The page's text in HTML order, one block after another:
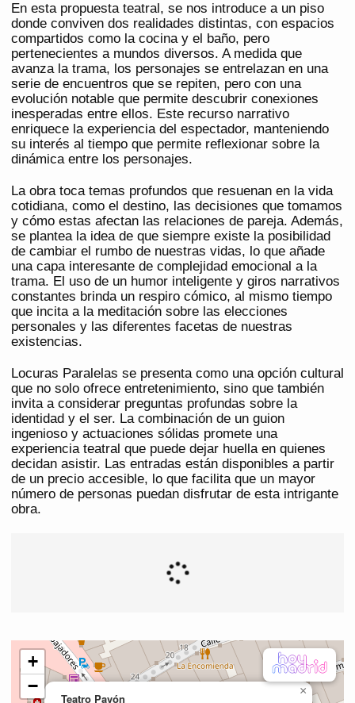
En esta propuesta teatral, se nos introduce a un piso
donde conviven dos realidades distintas, con espacios
compartidos como la cocina y el baño, pero
pertenecientes a mundos diversos. A medida que
avanza la trama, los personajes se entrelazan en una
serie de encuentros que se repiten, pero con una
evolución notable que permite descubrir conexiones
inesperadas entre ellos. Este recurso narrativo
enriquece la experiencia del espectador, manteniendo
su interés al tiempo que permite reflexionar sobre la
dinámica entre los personajes.
La obra toca temas profundos que resuenan en la vida
cotidiana, como el destino, las decisiones que tomamos
y cómo estas afectan las relaciones de pareja. Además,
se plantea la idea de que siempre existe la posibilidad
de cambiar el rumbo de nuestras vidas, lo que añade
una capa interesante de complejidad emocional a la
trama. El uso de un humor inteligente y giros narrativos
constantes brinda un respiro cómico, al mismo tiempo
que incita a la meditación sobre las elecciones
personales y las diferentes facetas de nuestras
existencias.
Locuras Paralelas se presenta como una opción cultural
que no solo ofrece entretenimiento, sino que también
invita a considerar preguntas profundas sobre la
identidad y el ser. La combinación de un guion
ingenioso y actuaciones sólidas promete una
experiencia teatral que puede dejar huella en quienes
decidan asistir. Las entradas están disponibles a partir
de un precio accesible, lo que facilita que un mayor
número de personas puedan disfrutar de esta intrigante
obra.